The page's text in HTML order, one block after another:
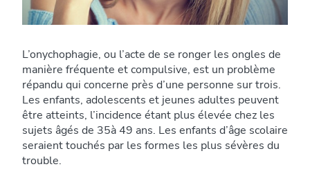
L’onychophagie, ou l’acte de se ronger les ongles de
manière fréquente et compulsive, est un problème
répandu qui concerne près d’une personne sur trois.
Les enfants, adolescents et jeunes adultes peuvent
être atteints, l’incidence étant plus élevée chez les
sujets âgés de 35à 49 ans. Les enfants d’âge scolaire
seraient touchés par les formes les plus sévères du
trouble.